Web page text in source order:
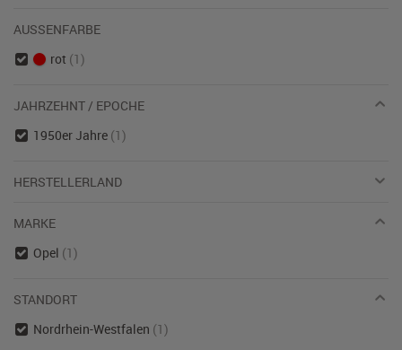
AUSSENFARBE
rot (1)
JAHRZEHNT / EPOCHE
1950er Jahre (1)
HERSTELLERLAND
MARKE
Opel (1)
STANDORT
Nordrhein-Westfalen (1)